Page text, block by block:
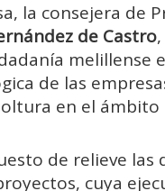
la consejera de
de Castro
melillense
de las
en el
de relieve
cuya